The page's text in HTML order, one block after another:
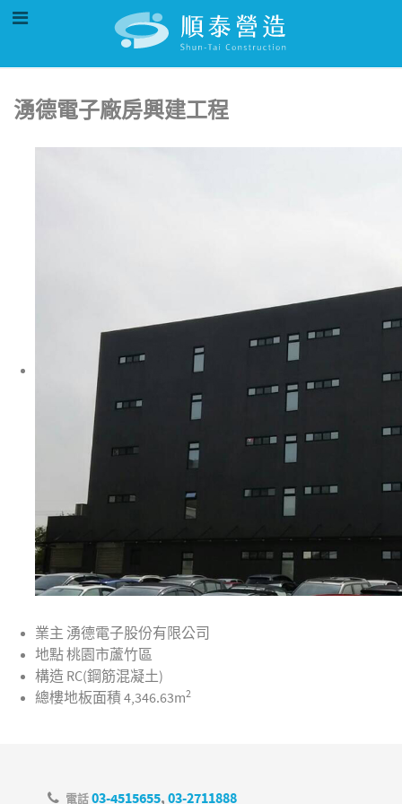
湧德電子廠房興建工程
業主 湧德電子股份有限公司
地點桃園市蘆竹區
構造 RC(鋼筋混凝土)
總樓地板面積 4,346.63m2
電話 03-4515655, 03-2711888